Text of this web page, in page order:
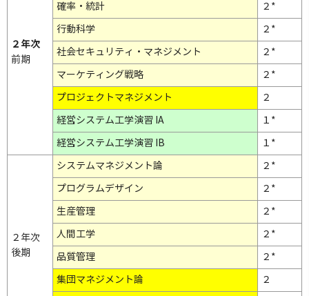
２年次
前期
確率・統計
２*
行動科学
２*
社会セキュリティ・マネジメント
２*
マーケティング戦略
２*
プロジェクトマネジメント
２
経営システム工学演習 IA
１*
経営システム工学演習 IB
１*
２年次
後期
システムマネジメント論
２*
プログラムデザイン
２*
生産管理
２*
人間工学
２*
品質管理
２*
集団マネジメント論
２